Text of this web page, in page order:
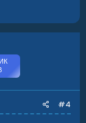
#4